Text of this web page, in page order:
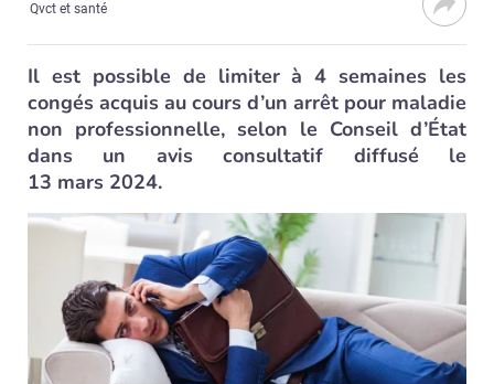
Qvct et santé
Il est possible de limiter à 4 semaines les
congés acquis au cours d’un arrêt pour maladie
non professionnelle, selon le Conseil d’État
dans un avis consultatif diffusé le
13 mars 2024.